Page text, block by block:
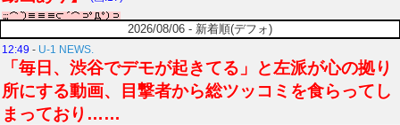
2026/08/06 - 新着順(デフォ)
12:49 - U-1 NEWS.
「毎日、渋谷でデモが起きてる」と左派が心の拠り
所にする動画、目撃者から総ツッコミを食らってし
まっており……